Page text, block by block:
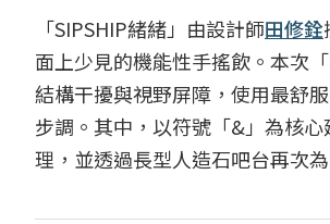
「SIPSHIP緒緒」由設計師田修銓
面上少見的機能性手搖飲。本次
結構干擾與視野屏障，使用最舒
步調。其中，以符號「&」為核
理，並透過長型人造石吧台再次